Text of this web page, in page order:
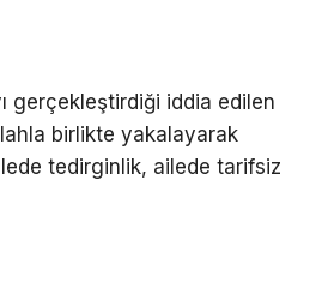
gerçekleştirdiği iddia edilen
birlikte yakalayarak
tedirginlik, ailede tarifsiz